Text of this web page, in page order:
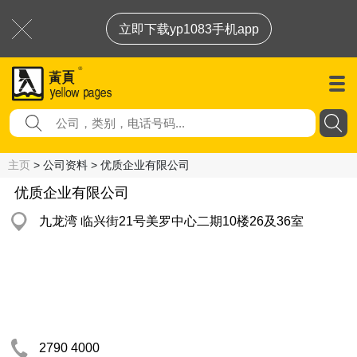
立即下载yp1083手机app
主页 > 公司资料 > 优质企业有限公司
优质企业有限公司
九龙湾 临兴街21号美罗中心二期10楼26及36室
2790 4000